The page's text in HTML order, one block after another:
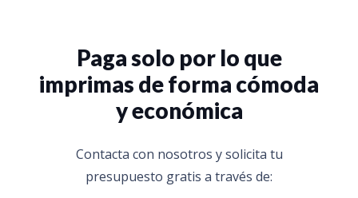
Paga solo por lo que
imprimas de forma cómoda
y económica
Contacta con nosotros y solicita tu
presupuesto gratis a través de: